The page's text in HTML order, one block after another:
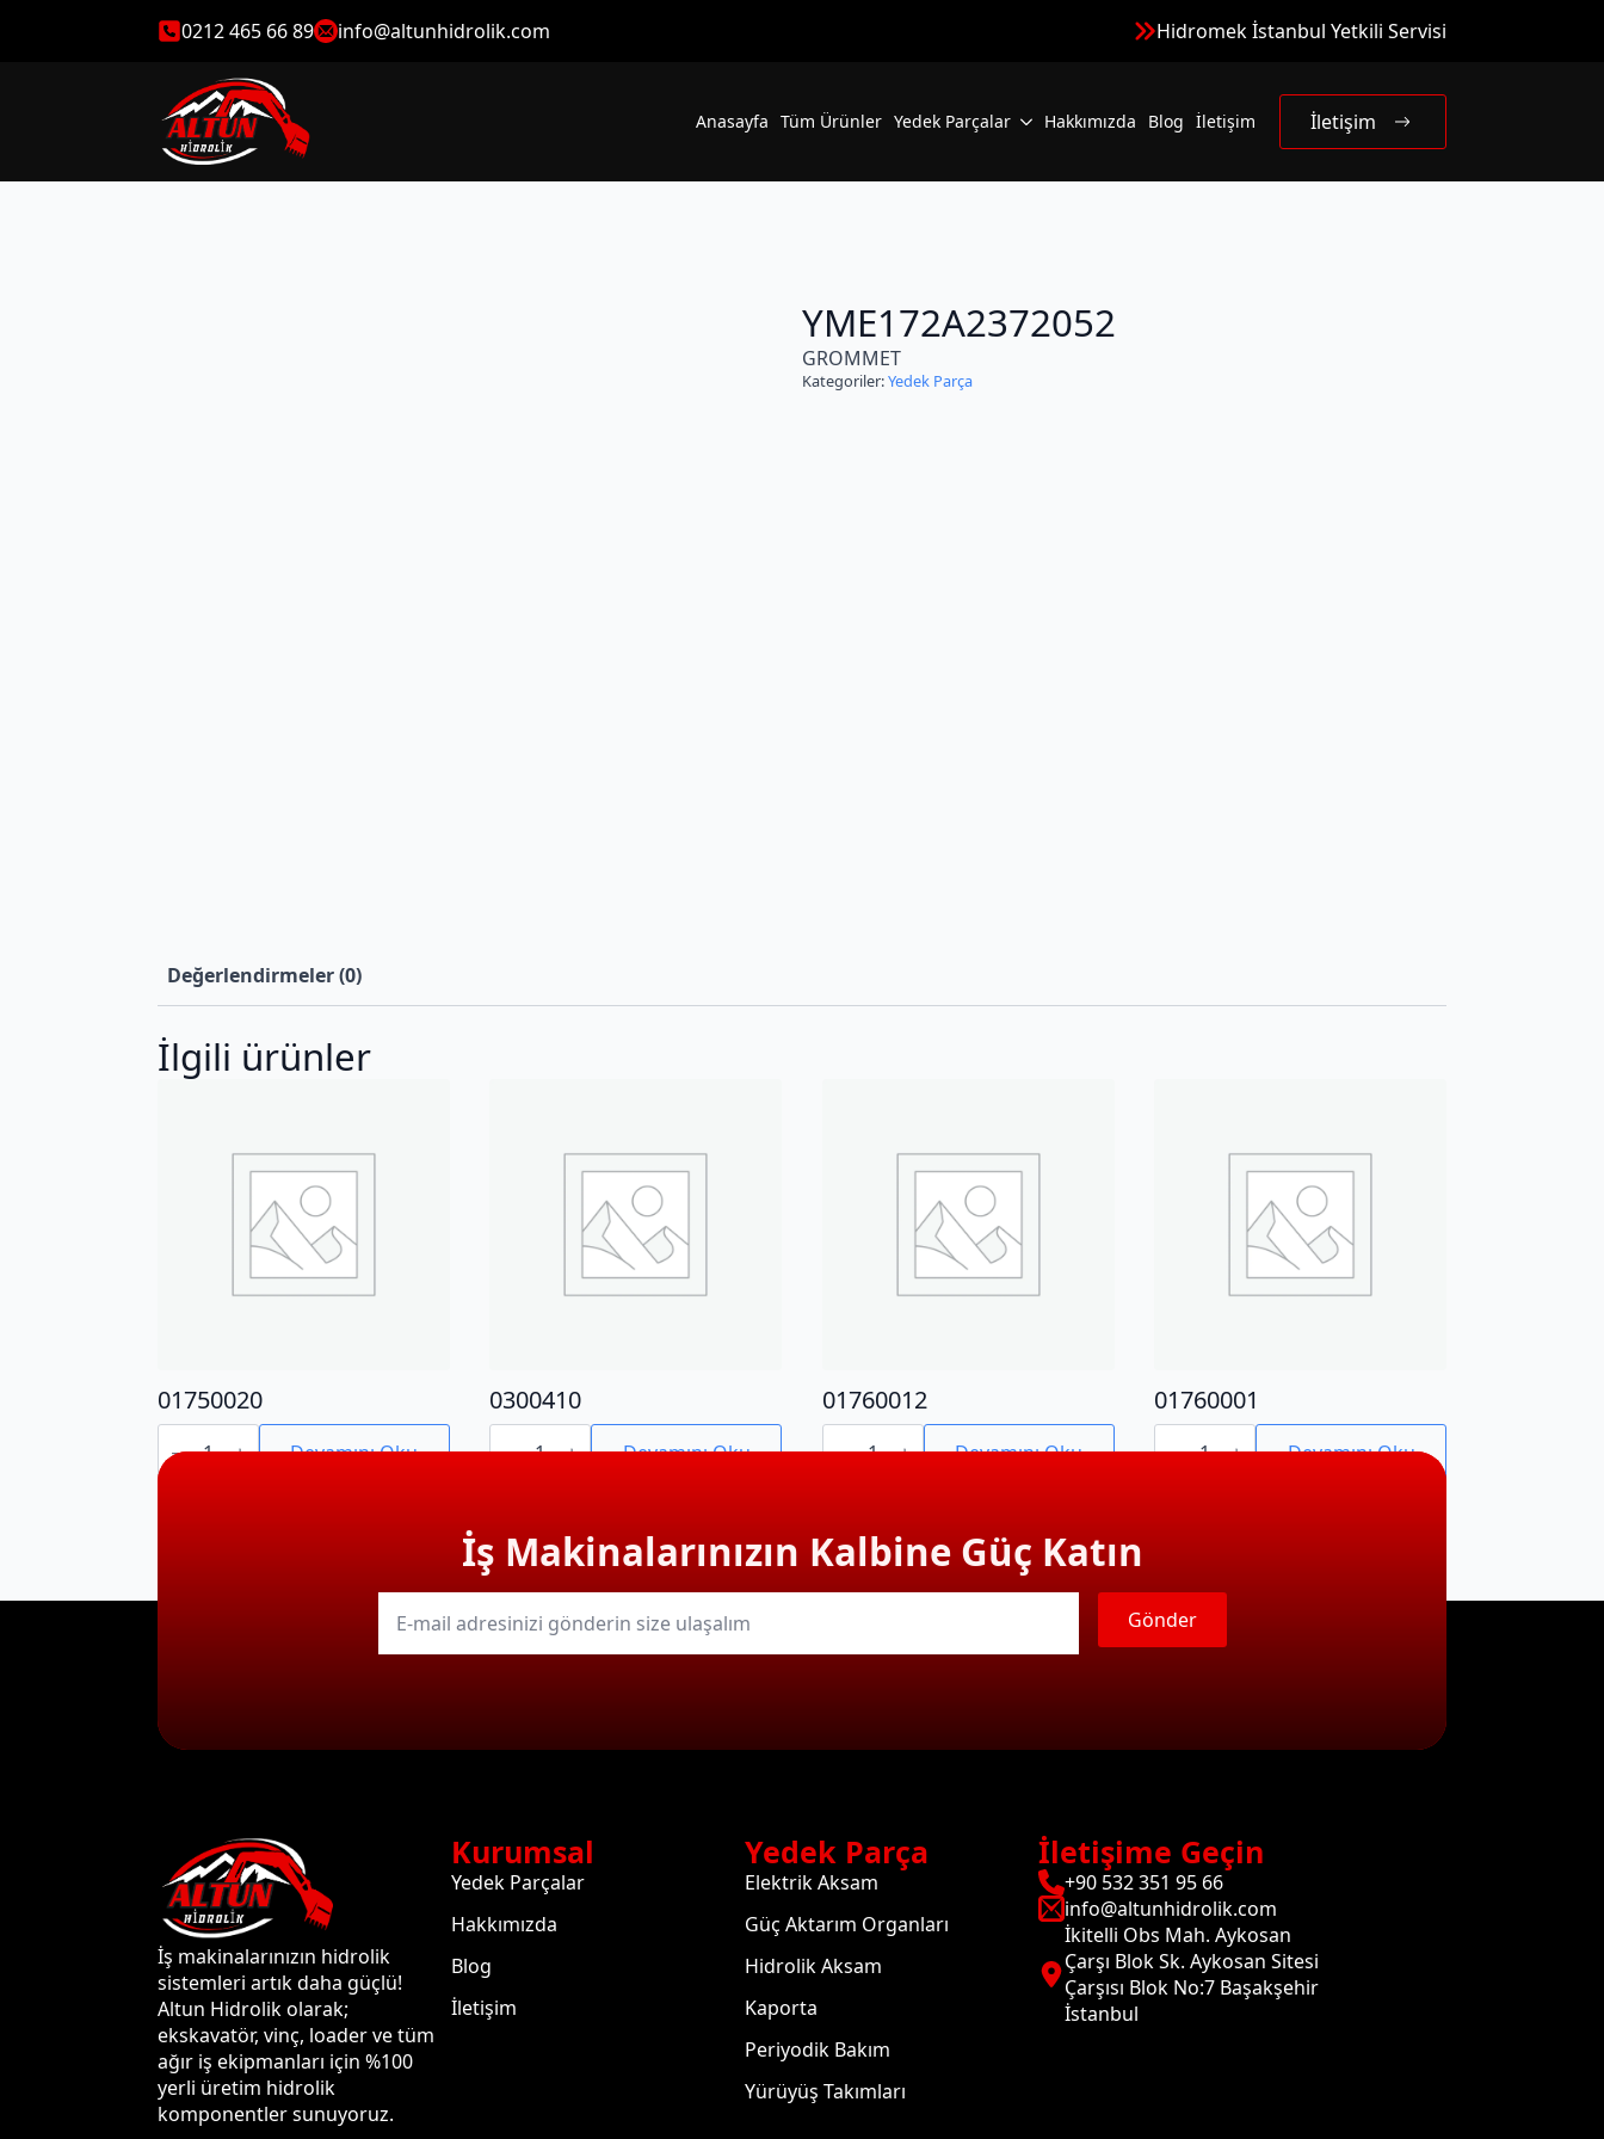
0212 465 66 89 info@altunhidrolik.com Hidromek İstanbul Yetkili Servisi
Anasayfa Tüm Ürünler Yedek Parçalar Hakkımızda Blog İletişim İletişim
YME172A2372052
GROMMET
Kategoriler:Yedek Parça
Değerlendirmeler (0)
İlgili ürünler
01750020
01750020
adet Devamını Oku
0300410
0300410
adet Devamını Oku
01760012
01760012
adet Devamını Oku
01760001
01760001
adet Devamını Oku
İş Makinalarınızın Kalbine Güç Katın
E-
mail Gönder
İş makinalarınızın hidrolik
sistemleri artık daha güçlü!
Altun Hidrolik olarak;
ekskavatör, vinç, loader ve tüm
ağır iş ekipmanları için %100
yerli üretim hidrolik
komponentler sunuyoruz.
Kurumsal
Yedek Parçalar
Hakkımızda
Blog
İletişim
Yedek Parça
Elektrik Aksam
Güç Aktarım Organları
Hidrolik Aksam
Kaporta
Periyodik Bakım
Yürüyüş Takımları
İletişime Geçin
+90 532 351 95 66
info@altunhidrolik.com
İkitelli Obs Mah. Aykosan
Çarşı Blok Sk. Aykosan Sitesi
Çarşısı Blok No:7 Başakşehir
İstanbul